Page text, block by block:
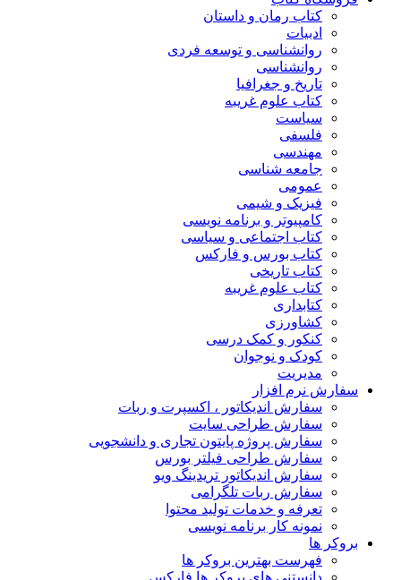
کتاب رمان و داستان
ادبیات
روانشناسی و توسعه فردی
روانشناسی
تاریخ و جغرافیا
کتاب علوم غریبه
سیاست
فلسفی
مهندسی
جامعه شناسی
عمومی
فیزیک و شیمی
کامپیوتر و برنامه نویسی
کتاب اجتماعی و سیاسی
کتاب بورس و فارکس
کتاب تاریخی
کتاب علوم غریبه
کتابداری
کشاورزی
کنکور و کمک‌ درسی
کودک و نوجوان
مدیریت
سفارش نرم افزار
سفارش اندیکاتور ، اکسپرت و ربات
سفارش طراحی سایت
سفارش پروژه پایتون تجاری و دانشجویی
سفارش طراحی فیلتر بورس
سفارش اندیکاتور تریدینگ ویو
سفارش ربات تلگرامی
تعرفه و خدمات تولید محتوا
نمونه کار برنامه نویسی
بروکر ها
فهرست بهترین بروکر ها
دانستنی های بروکر ها فارکس